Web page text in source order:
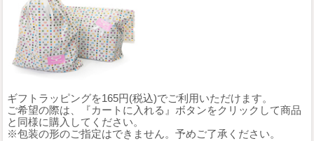
ギフトラッピングを165円(税込)でご利用いただけます。
ご希望の際は、『カートに入れる』ボタンをクリックして商品
と同様に購入してください。
※包装の形のご指定はできません。予めご了承ください。